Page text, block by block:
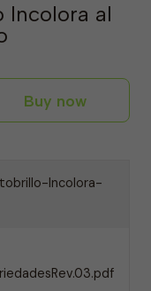
Incolora al
Buy now
Incolora-